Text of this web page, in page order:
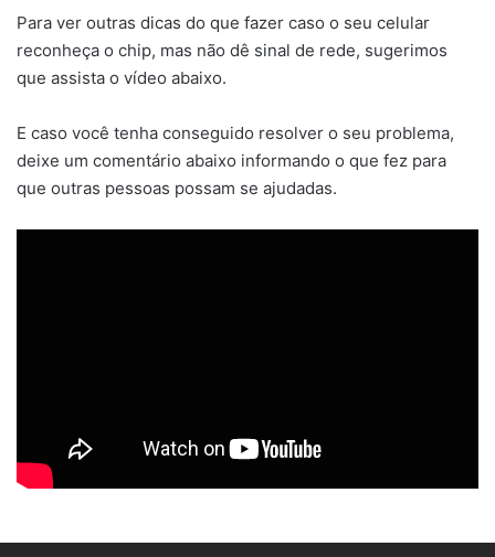
Para ver outras dicas do que fazer caso o seu celular
reconheça o chip, mas não dê sinal de rede, sugerimos
que assista o vídeo abaixo.
E caso você tenha conseguido resolver o seu problema,
deixe um comentário abaixo informando o que fez para
que outras pessoas possam se ajudadas.